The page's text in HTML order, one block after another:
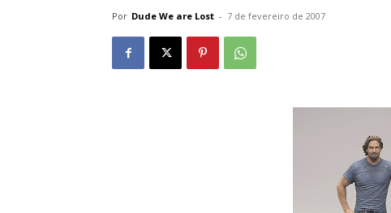
Por Dude We are Lost - 7 de fevereiro de 2007